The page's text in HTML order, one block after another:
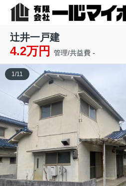
辻井一戸建
4.2万円 管理/共益費 -
1/11